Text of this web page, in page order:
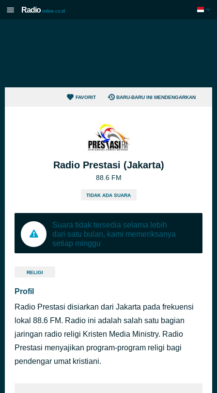
Radio online.co.id
FAVORIT BARU-BARU INI MENDENGARKAN
Radio Prestasi (Jakarta)
88.6 FM
TIDAK ADA SUARA
Suara tidak tersedia selama lebih
dari satu bulan, kami memeriksanya
setiap minggu
RELIGI
Profil
Radio Prestasi disiarkan dari Jakarta pada frekuensi
lokal 88.6 FM. Radio ini adalah salah satu bagian
jaringan radio religi Kristen Media Ministry. Radio
Prestasi menyajikan program-program religi bagi
pendengar umat kristiani.